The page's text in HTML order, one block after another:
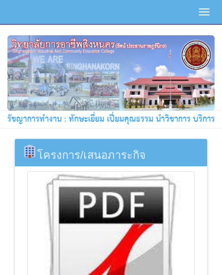
าการทำงาน : ทักษะเยี่ยม เปี่ยมคุณธรรม นำวิชาการ บริการชุมชน
โครงการ/เสนอภาระกิจ